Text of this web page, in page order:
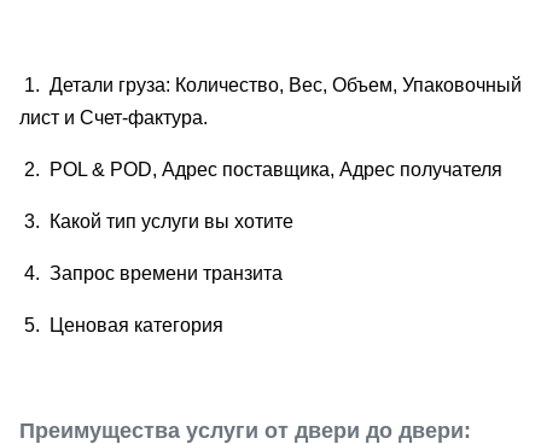
1. Детали груза: Количество, Вес, Объем, Упаковочный
лист и Счет-фактура.
2. POL & POD, Адрес поставщика, Адрес получателя
3. Какой тип услуги вы хотите
4. Запрос времени транзита
5. Ценовая категория
Преимущества услуги от двери до двери: